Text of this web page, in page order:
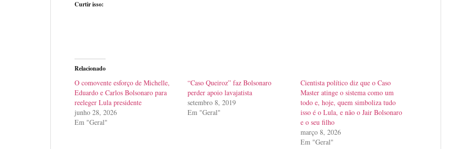
Curtir isso:
Relacionado
O comovente esforço de Michelle,
Eduardo e Carlos Bolsonaro para
reeleger Lula presidente
junho 28, 2026
Em "Geral"
“Caso Queiroz” faz Bolsonaro
perder apoio lavajatista
setembro 8, 2019
Em "Geral"
Cientista político diz que o Caso
Master atinge o sistema como um
todo e, hoje, quem simboliza tudo
isso é o Lula, e não o Jair Bolsonaro
e o seu filho
março 8, 2026
Em "Geral"